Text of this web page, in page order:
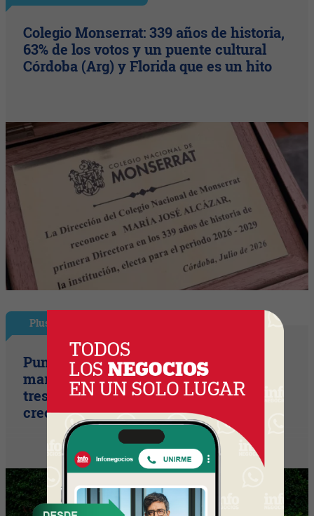
Colegio Monserrat: 339 años de historia,
63% de los votos y un puente cultural
Córdoba (Arg) y Florida que es un hito
Plus
Punto Sano acelera a tres cifras (la
marca duplicó sus ventas y ya prepara
tres lanzamientos para seguir
creciendo)